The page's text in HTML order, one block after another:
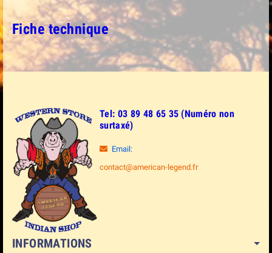
Fiche technique
Tel: 03 89 48 65 35 (Numéro non
surtaxé)
Email:
contact@american-legend.fr
INFORMATIONS